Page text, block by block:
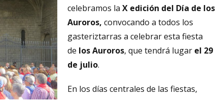
celebramos la X edición del Día de los
Auroros, convocando a todos los
gasteriztarras a celebrar esta fiesta
de los Auroros, que tendrá lugar el 29
de julio.
En los días centrales de las fiestas,